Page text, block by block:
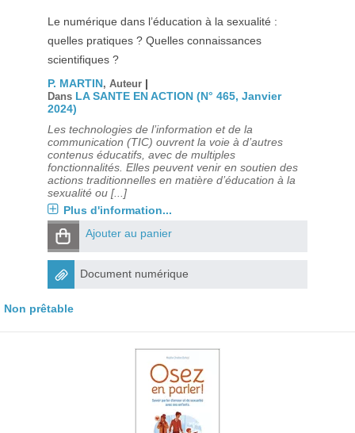
Le numérique dans l’éducation à la sexualité :
quelles pratiques ? Quelles connaissances
scientifiques ?
P. MARTIN, Auteur |
Dans LA SANTE EN ACTION (N° 465, Janvier
2024)
Les technologies de l’information et de la
communication (TIC) ouvrent la voie à d’autres
contenus éducatifs, avec de multiples
fonctionnalités. Elles peuvent venir en soutien des
actions traditionnelles en matière d’éducation à la
sexualité ou [...]
Plus d'information...
Ajouter au panier
Document numérique
Non prêtable